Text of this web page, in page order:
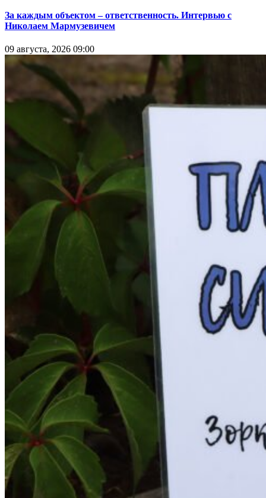
За каждым объектом – ответственность. Интервью с
Николаем Мармузевичем
09 августа, 2026 09:00